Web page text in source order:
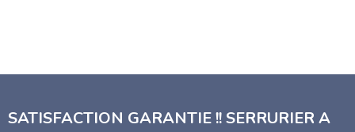
SATISFACTION GARANTIE !! SERRURIER A